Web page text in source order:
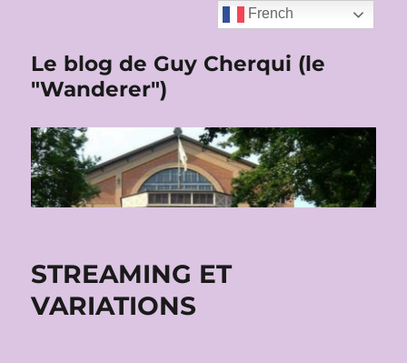
Le blog de Guy Cherqui (le
"Wanderer")
STREAMING ET
VARIATIONS
French